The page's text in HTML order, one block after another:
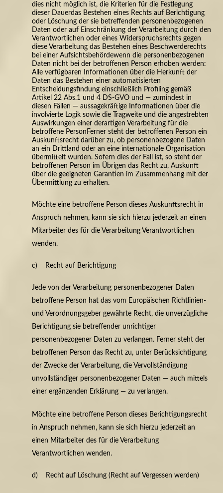
dies nicht möglich ist, die Kriterien für die Festlegung
dieser Dauerdas Bestehen eines Rechts auf Berichtigung
oder Löschung der sie betreffenden personenbezogenen
Daten oder auf Einschränkung der Verarbeitung durch den
Verantwortlichen oder eines Widerspruchsrechts gegen
diese Verarbeitung das Bestehen eines Beschwerderechts
bei einer Aufsichtsbehördewenn die personenbezogenen
Daten nicht bei der betroffenen Person erhoben werden:
Alle verfügbaren Informationen über die Herkunft der
Daten das Bestehen einer automatisierten
Entscheidungsfindung einschließlich Profiling gemäß
Artikel 22 Abs.1 und 4 DS-GVO und — zumindest in
diesen Fällen — aussagekräftige Informationen über die
involvierte Logik sowie die Tragweite und die angestrebten
Auswirkungen einer derartigen Verarbeitung für die
betroffene PersonFerner steht der betroffenen Person ein
Auskunftsrecht darüber zu, ob personenbezogene Daten
an ein Drittland oder an eine internationale Organisation
übermittelt wurden. Sofern dies der Fall ist, so steht der
betroffenen Person im Übrigen das Recht zu, Auskunft
über die geeigneten Garantien im Zusammenhang mit der
Übermittlung zu erhalten.
Möchte eine betroffene Person dieses Auskunftsrecht in
Anspruch nehmen, kann sie sich hierzu jederzeit an einen
Mitarbeiter des für die Verarbeitung Verantwortlichen
wenden.
c) Recht auf Berichtigung
Jede von der Verarbeitung personenbezogener Daten
betroffene Person hat das vom Europäischen Richtlinien-
und Verordnungsgeber gewährte Recht, die unverzügliche
Berichtigung sie betreffender unrichtiger
personenbezogener Daten zu verlangen. Ferner steht der
betroffenen Person das Recht zu, unter Berücksichtigung
der Zwecke der Verarbeitung, die Vervollständigung
unvollständiger personenbezogener Daten — auch mittels
einer ergänzenden Erklärung — zu verlangen.
Möchte eine betroffene Person dieses Berichtigungsrecht
in Anspruch nehmen, kann sie sich hierzu jederzeit an
einen Mitarbeiter des für die Verarbeitung
Verantwortlichen wenden.
d) Recht auf Löschung (Recht auf Vergessen werden)